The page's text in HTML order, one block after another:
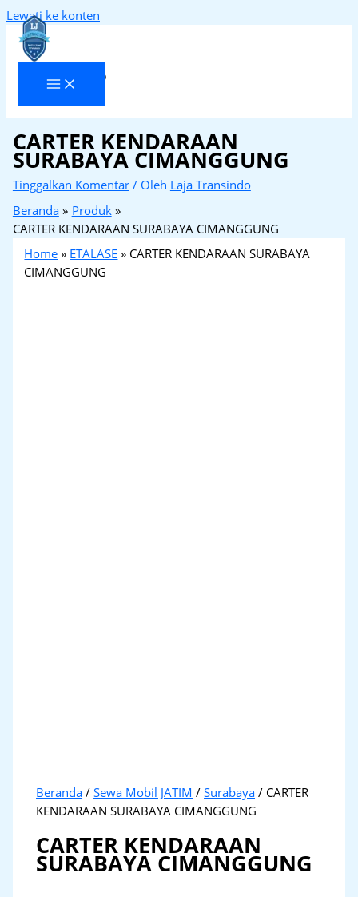
Lewati ke konten
Laja Transindo
CARTER KENDARAAN
SURABAYA CIMANGGUNG
Tinggalkan Komentar / Oleh Laja Transindo
Beranda
Produk
CARTER KENDARAAN SURABAYA CIMANGGUNG
Home » ETALASE » CARTER KENDARAAN SURABAYA
CIMANGGUNG
Beranda /Sewa Mobil JATIM /Surabaya / CARTER
KENDARAAN SURABAYA CIMANGGUNG
CARTER KENDARAAN
SURABAYA CIMANGGUNG